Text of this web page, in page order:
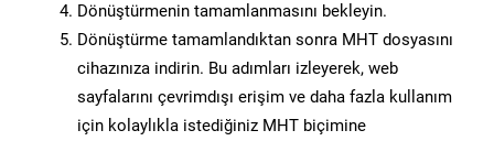
Dönüştürmenin tamamlanmasını bekleyin.
Dönüştürme tamamlandıktan sonra MHT dosyasını
cihazınıza indirin. Bu adımları izleyerek, web
sayfalarını çevrimdışı erişim ve daha fazla kullanım
için kolaylıkla istediğiniz MHT biçimine